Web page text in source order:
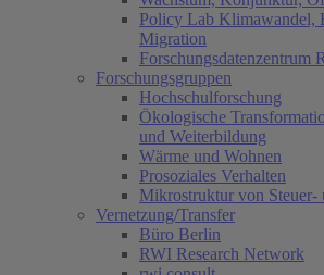
Policy Lab Klimawandel,
Migration
Forschungsdatenzentrum
Forschungsgruppen
Hochschulforschung
Ökologische
und Weiterbildung
Wärme und Wohnen
Prosoziales Verhalten
Mikrostruktur von Steuer-
Vernetzung/Transfer
Büro Berlin
RWI Research Network